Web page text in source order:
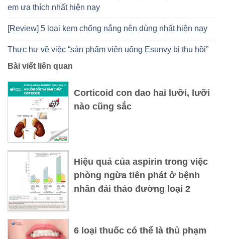
em ưa thích nhất hiện nay
[Review] 5 loại kem chống nắng nên dùng nhất hiện nay
Thực hư về việc “sản phẩm viên uống Esunvy bị thu hồi”
Bài viết liên quan
Corticoid con dao hai lưỡi, lưỡi
nào cũng sắc
Hiệu quả của aspirin trong việc
phòng ngừa tiên phát ở bệnh
nhân đái tháo đường loại 2
6 loại thuốc có thể là thủ phạm